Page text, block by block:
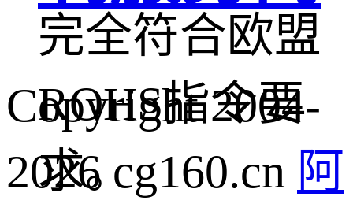
完全符合欧盟
ROHS指令要
求。
Copyright 2004-
2026 cg160.cn 阿